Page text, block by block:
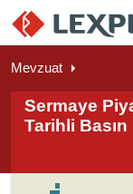
Mevzuat
Sermaye
Tarihli